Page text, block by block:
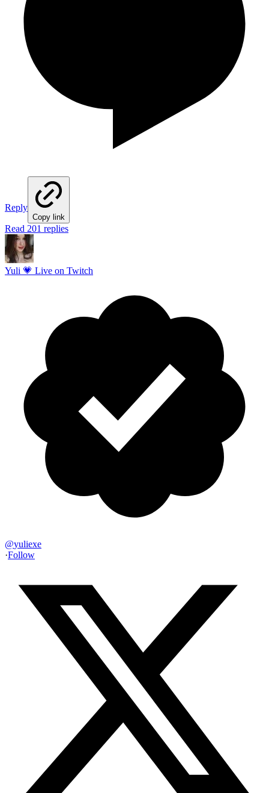
Reply
Copy link
Read 201 replies
Yuli 💗 Live on Twitch
@yuliexe
·Follow